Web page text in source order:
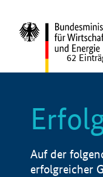
62
Auf der
erfolgreicher